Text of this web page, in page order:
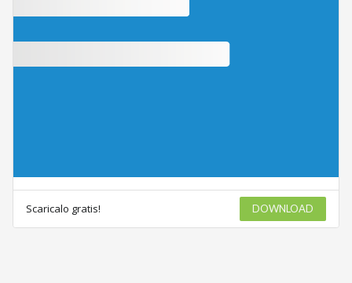
Scaricalo gratis! DOWNLOAD